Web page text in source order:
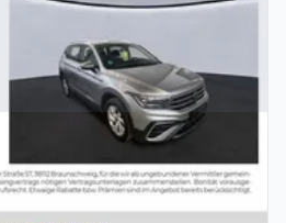
Allspace 1.5 TSI Life
18"